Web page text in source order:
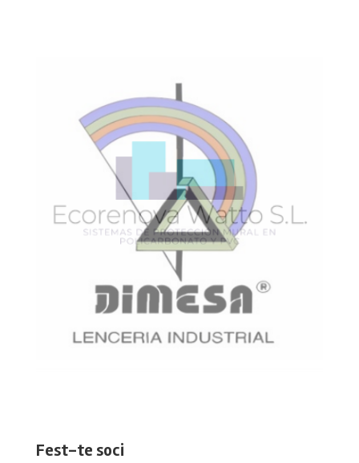
Fest-te soci